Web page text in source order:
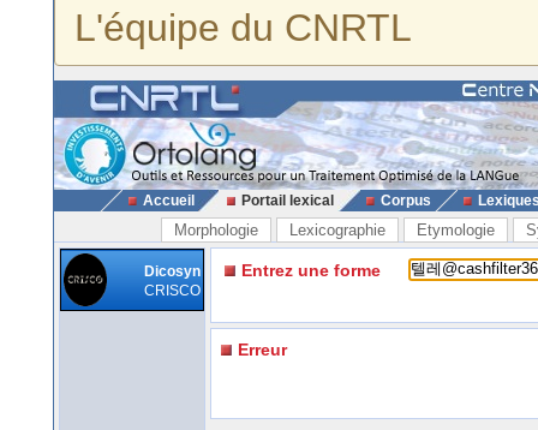
L'équipe du CNRTL
Accueil Portail lexical Corpus
Morphologie Lexicographie Etymologie
Dicosyn
CRISCO
Entrez une forme
Erreur